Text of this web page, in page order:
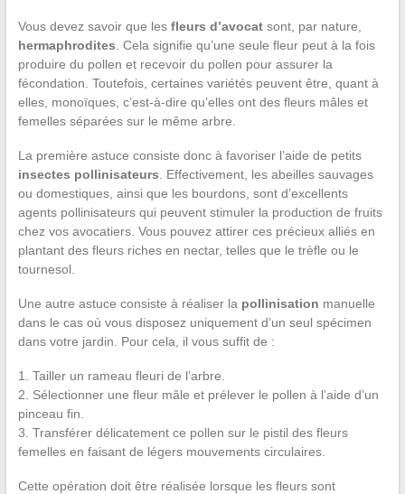
Vous devez savoir que les fleurs d’avocatsont, par nature,
hermaphrodites . Cela signifie qu’une seule fleur peut à la fois
produire du pollen et recevoir du pollen pour assurer la
fécondation. Toutefois, certaines variétés peuvent être, quant à
elles, monoïques, c’est-à-dire qu’elles ont des fleurs mâles et
femelles séparées sur le même arbre.
La première astuce consiste donc à favoriser l’aide de petits
insectes pollinisateurs . Effectivement, les abeilles sauvages
ou domestiques, ainsi que les bourdons, sont d’excellents
agents pollinisateurs qui peuvent stimuler la production de fruits
chez vos avocatiers. Vous pouvez attirer ces précieux alliés en
plantant des fleurs riches en nectar, telles que le trèfle ou le
tournesol.
Une autre astuce consiste à réaliser la pollinisation manuelle
dans le cas où vous disposez uniquement d’un seul spécimen
dans votre jardin. Pour cela, il vous suffit de :
1. Tailler un rameau fleuri de l’arbre.
2. Sélectionner une fleur mâle et prélever le pollen à l’aide d’un
pinceau fin.
3. Transférer délicatement ce pollen sur le pistil des fleurs
femelles en faisant de légers mouvements circulaires.
Cette opération doit être réalisée lorsque les fleurs sont